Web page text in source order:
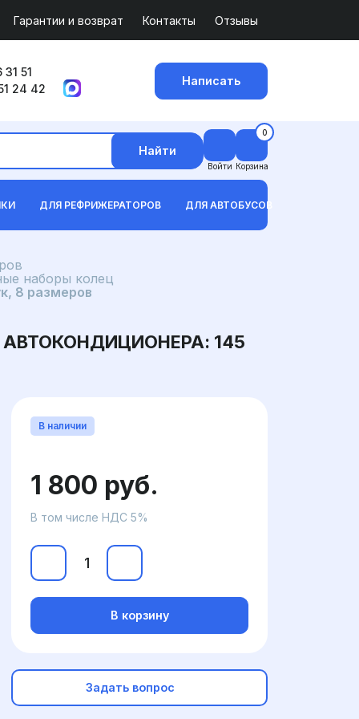
Гарантии и возврат Контакты Отзывы
51
24 42
Написать
Найти
Войти
0
Корзина
ДЛЯ РЕФРИЖЕРАТОРОВ ДЛЯ АВТОБУСОВ
наборы колец
8 размеров
145
В наличии
1 800 руб.
В том числе НДС 5%
В корзину
Задать вопрос